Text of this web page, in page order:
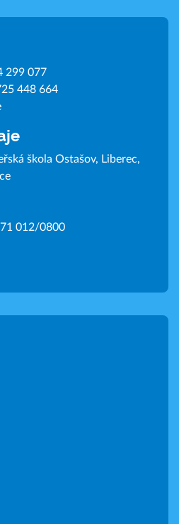
299 077
448 664
škola Ostašov, Liberec,
012/0800